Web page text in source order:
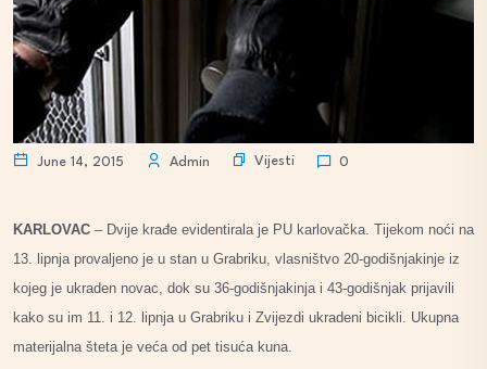
June 14, 2015 Admin Vijesti 0
KARLOVAC – Dvije krađe evidentirala je PU karlovačka. Tijekom noći na
13. lipnja provaljeno je u stan u Grabriku, vlasništvo 20-godišnjakinje iz
kojeg je ukraden novac, dok su 36-godišnjakinja i 43-godišnjak prijavili
kako su im 11. i 12. lipnja u Grabriku i Zvijezdi ukradeni bicikli. Ukupna
materijalna šteta je veća od pet tisuća kuna.